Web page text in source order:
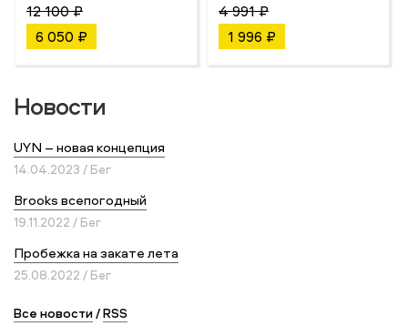
12 100 ₽
6 050 ₽
4 991 ₽
1 996 ₽
Новости
UYN – новая концепция
14.04.2023 / Бег
Brooks всепогодный
19.11.2022 / Бег
Пробежка на закате лета
25.08.2022 / Бег
Все новости/RSS